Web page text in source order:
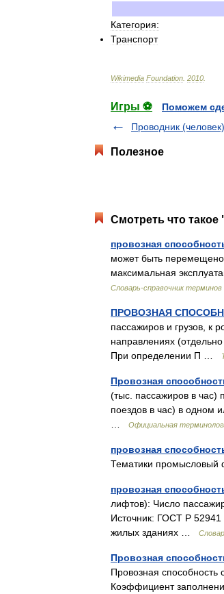
Категория:
Транспорт
Wikimedia Foundation 2010
Игры ⚽
Поможем
Проводник (человек)
Полезное
Смотреть что
провозная
может быть перемещено
максимальная
Словарь-справочник
ПРОВОЗНАЯ
пассажиров и грузов, к
направлениях
При определении П …
Провозная
(тыс. пассажиров в час)
поездов в час) в одном
Официальная
провозная
Тематики
провозная
лифтов): Число
Источник: ГОСТ Р 52941
жилых зданиях …
Провозная
Провозная способность
Коэффициент